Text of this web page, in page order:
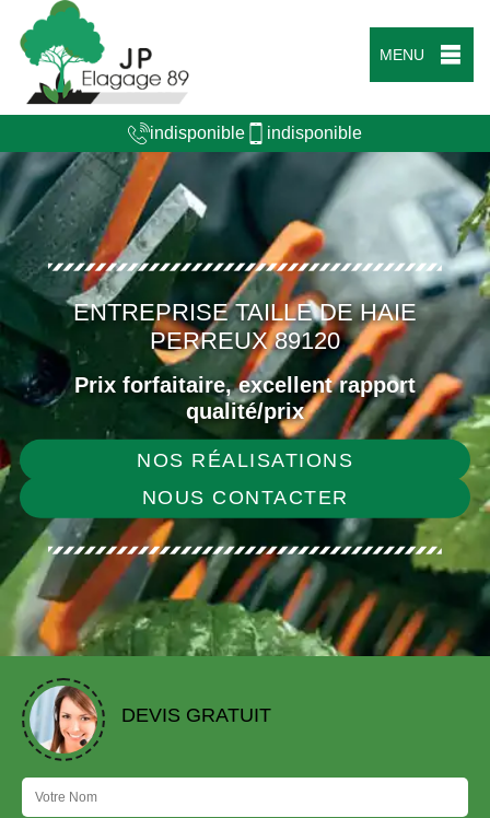
MENU
indisponible indisponible
ENTREPRISE TAILLE DE HAIE
PERREUX 89120
Prix forfaitaire, excellent rapport
qualité/prix
NOS RÉALISATIONS
NOUS CONTACTER
DEVIS GRATUIT